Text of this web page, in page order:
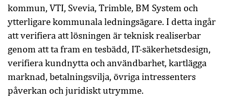
kommun, VTI, Svevia, Trimble, BM System och
ytterligare kommunala ledningsägare. I detta ingår
att verifiera att lösningen är teknisk realiserbar
genom att ta fram en tesbädd, IT-säkerhetsdesign,
verifiera kundnytta och användbarhet, kartlägga
marknad, betalningsvilja, övriga intressenters
påverkan och juridiskt utrymme.